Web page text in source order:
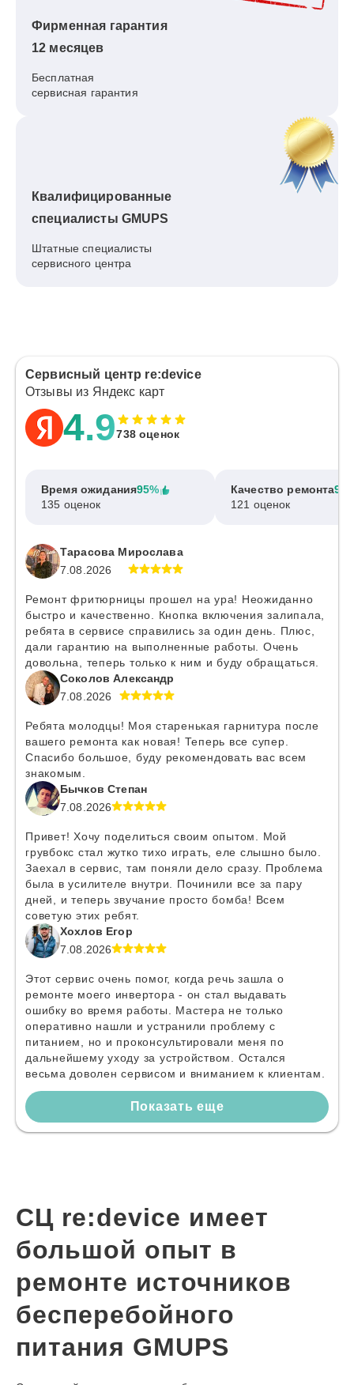
Фирменная гарантия
12 месяцев
Бесплатная
сервисная гарантия
Квалифицированные
специалисты GMUPS
Штатные специалисты
сервисного центра
Сервисный центр re:device
Отзывы из Яндекс карт
4.9738 оценок
Время ожидания95%
135 оценок
Качество ремонта
121 оценок
Тарасова Мирослава
7.08.2026
Ремонт фритюрницы прошел на ура! Неожиданно
быстро и качественно. Кнопка включения залипала,
ребята в сервисе справились за один день. Плюс,
дали гарантию на выполненные работы. Очень
довольна, теперь только к ним и буду обращаться.
Соколов Александр
7.08.2026
Ребята молодцы! Моя старенькая гарнитура после
вашего ремонта как новая! Теперь все супер.
Спасибо большое, буду рекомендовать вас всем
знакомым.
Бычков Степан
7.08.2026
Привет! Хочу поделиться своим опытом. Мой
грувбокс стал жутко тихо играть, еле слышно было.
Заехал в сервис, там поняли дело сразу. Проблема
была в усилителе внутри. Починили все за пару
дней, и теперь звучание просто бомба! Всем
советую этих ребят.
Хохлов Егор
7.08.2026
Этот сервис очень помог, когда речь зашла о
ремонте моего инвертора - он стал выдавать
ошибку во время работы. Мастера не только
оперативно нашли и устранили проблему с
питанием, но и проконсультировали меня по
дальнейшему уходу за устройством. Остался
весьма доволен сервисом и вниманием к клиентам.
Показать еще
СЦ re:device имеет
большой опыт в
ремонте источников
бесперебойного
питания GMUPS